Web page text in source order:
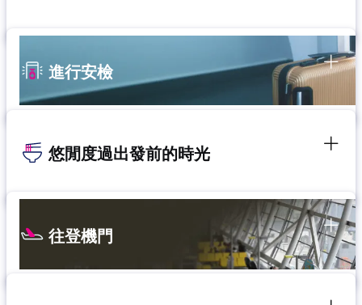
進行安檢
悠閒度過出發前的時光
往登機門